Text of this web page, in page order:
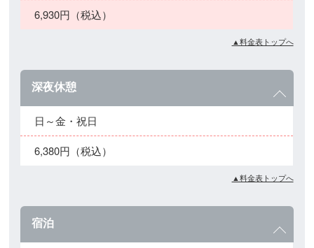
6,930円（税込）
▲料金表トップへ
深夜休憩
日～金・祝日
6,380円（税込）
▲料金表トップへ
宿泊